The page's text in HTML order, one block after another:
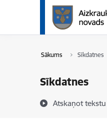
Pāriet uz lapas saturu
Sākums Sīkdatnes
Sīkdatnes
Atskaņot tekstu